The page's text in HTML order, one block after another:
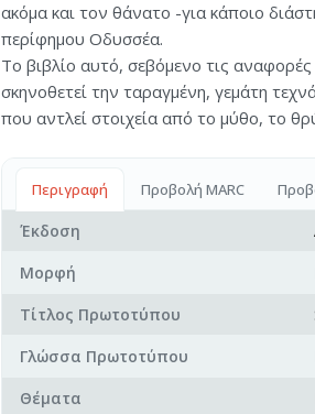
ακόμα και τον θάνατο -για κάποιο
περίφημου Οδυσσέα.
Το βιβλίο αυτό, σεβόμενο τις
σκηνοθετεί την ταραγμένη, γεμάτη
που αντλεί στοιχεία από το μύθο, το
Περιγραφή Προβολή MARC
Έκδοση
Μορφή
Τίτλος Πρωτοτύπου
Γλώσσα Πρωτοτύπου
Θέματα